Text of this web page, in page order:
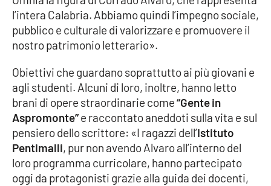
l’intera Calabria. Abbiamo quindi l’impegno sociale,
pubblico e culturale di valorizzare e promuovere il
nostro patrimonio letterario».
Obiettivi che guardano soprattutto ai più giovani e
agli studenti. Alcuni di loro, inoltre, hanno letto
brani di opere straordinarie come“Gente in
Aspromonte”e raccontato aneddoti sulla vita e sul
pensiero dello scrittore: «I ragazzi dell’Istituto
Pentimalli, pur non avendo Alvaro all’interno del
loro programma curricolare, hanno partecipato
oggi da protagonisti grazie alla guida dei docenti,